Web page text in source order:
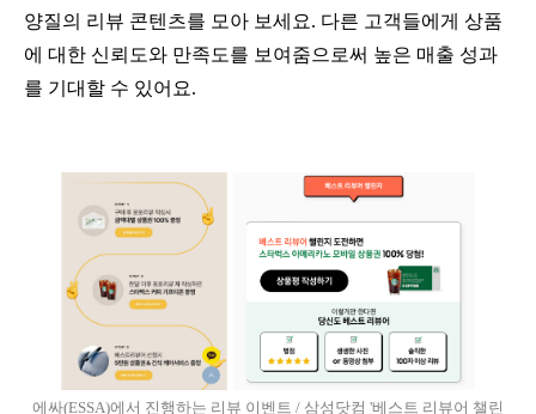
양질의 리뷰 콘텐츠를 모아 보세요. 다른 고객들에게 상품
에 대한 신뢰도와 만족도를 보여줌으로써 높은 매출 성과
를 기대할 수 있어요.
에싸(ESSA)에서 진행하는 리뷰 이벤트 / 삼성닷컴 '베스트 리뷰어 챌린